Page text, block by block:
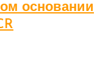
основании